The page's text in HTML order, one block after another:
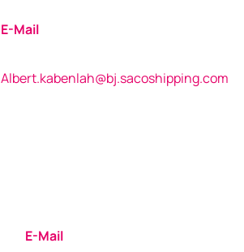
E-Mail
Albert.kabenlah@bj.sacoshipping.com
E-Mail